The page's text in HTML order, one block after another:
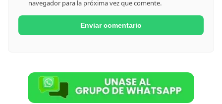
navegador para la próxima vez que comente.